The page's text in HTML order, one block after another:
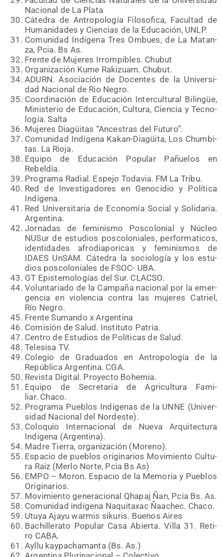
Nacio­nal de La Plata
Cáte­dra de Antro­po­lo­gía Filo­so­fi­ca, Facul­tad de
Huma­ni­da­des y Cien­cias de la Edu­ca­ción, UNLP.
Comu­ni­dad Indí­ge­na Tres Ombues, de La Matan­
za, Pcia. Bs As.
Fren­te de Muje­res Irrom­pi­bles. Chubut
Orga­ni­za­ción Kume Raki­zuam. Chubut.
ADURN. Aso­cia­ción de Docen­tes de la Uni­ver­si­
dad Nacio­nal de Rio Negro.
Coor­di­na­ción de Edu­ca­ción Inter­cul­tu­ral Bilin­güe,
Minis­te­rio de Edu­ca­ción, Cul­tu­ra, Cien­cia y Tec­no­
lo­gía. Salta
Muje­res Dia­güi­tas “Ances­tras del Futuro”.
Comu­ni­dad Indí­ge­na Kakan-Dia­güi­ta, Los Chum­bi­
tas. La Rioja.
Equi­po de Edu­ca­ción Popu­lar Pañue­los en
Rebeldía.
Pro­gra­ma Radial. Espe­jo Toda­via. FM La Tribu.
Red de Inves­ti­ga­do­res en Geno­ci­dio y Polí­ti­ca
Indígena.
Red Uni­ver­si­ta­ria de Eco­no­mía Social y Soli­da­ria.
Argentina.
Jor­na­das de femi­nis­mo Pos­co­lo­nial y Núcleo
NUSur de estu­dios pos­co­lo­nia­les, per­for­ma­ti­cos,
iden­ti­da­des afro­dia­po­ri­cas y femi­nis­mos de
IDAES UnSAM. Cáte­dra la socio­lo­gía y los estu­
dios pos­co­lo­nia­les de FSOC- UBA.
GT Epis­te­mo­lo­gías del Sur. CLACSO.
Volun­ta­ria­do de la Cam­pa­ña nacio­nal por la emer­
gen­cia en vio­len­cia con­tra las muje­res Catriel,
Río Negro.
Fren­te Suman­do x Argentina
Comi­sión de Salud. Ins­ti­tu­to Patria.
Cen­tro de Estu­dios de Polí­ti­cas de Salud.
Tele­si­sa TV.
Cole­gio de Gra­dua­dos en Antro­po­lo­gía de la
Repú­bli­ca Argen­ti­na. CGA.
Revis­ta Digi­tal. Pro­yec­to Bohemia.
Equi­po de Secre­ta­ria de Agri­cul­tu­ra Fami­
liar. Chaco.
Pro­gra­ma Pue­blos Indí­ge­nas de la UNNE (Uni­ver­
si­dad Nacio­nal del Nordeste).
Colo­quio Inter­na­cio­nal de Nue­va Arqui­tec­tu­ra
Indí­ge­na (Argen­ti­na).
Madre Tie­rra, orga­ni­za­ción (Moreno).
Espa­cio de pue­blos ori­gi­na­rios Movi­mien­to Cul­tu­
ra Raiz (Mer­lo Nor­te, Pcia Bs As)
EMPO – Moron. Espa­cio de la Memo­ria y Pue­blos
Originarios.
Movi­mien­to gene­ra­cio­nal Qha­paj Ñan, Pcia Bs. As.
Comu­ni­dad indí­ge­na Naqui­ta­xac Ñaa­chec. Chaco.
Utu­ya Aja­yu war­mis siku­ris. Bue­nos Aires
Bachi­lle­ra­to Popu­lar Casa Abier­ta. Villa 31. Reti­
ro CABA.
Ayllu kay­pa­cha­man­ta (Bs. As.)